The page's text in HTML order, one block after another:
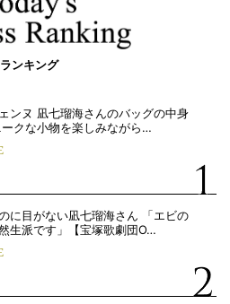
ランキング
ンヌ 凪七瑠海さんのバッグの中身
クな小物を楽しみながら…
に目がない凪七瑠海さん 「エビの
生派です」【宝塚歌劇団O…